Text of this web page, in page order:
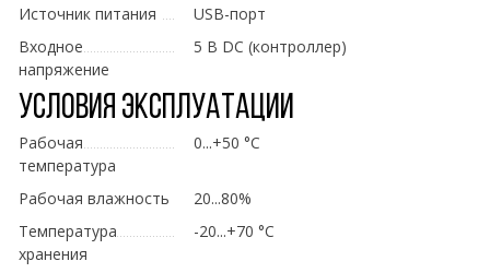
Источник питания
USB-порт
Входное
напряжение
5 В DC (контроллер)
Условия эксплуатации
Рабочая
температура
0...+50 °C
Рабочая влажность
20...80%
Температура
хранения
-20...+70 °C